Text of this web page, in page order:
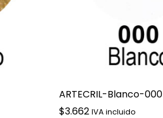
ARTECRIL-Blanco-000
$3.662 IVA incluido